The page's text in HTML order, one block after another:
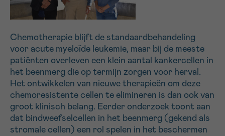
Chemotherapie blijft de standaardbehandeling
voor acute myeloïde leukemie, maar bij de meeste
patiënten overleven een klein aantal kankercellen in
het beenmerg die op termijn zorgen voor herval.
Het ontwikkelen van nieuwe therapieën om deze
chemoresistente cellen te elimineren is dan ook van
groot klinisch belang. Eerder onderzoek toont aan
dat bindweefselcellen in het beenmerg (gekend als
stromale cellen) een rol spelen in het beschermen
Ja, stuur mij de nieuwsbrief
Ik aanvaard degebruiksvoorwaarden
*VERPLICHT VELD
Sturen